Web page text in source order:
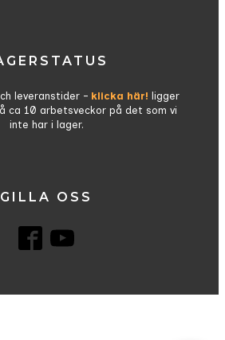
leveranstider – klicka här! ligger
ca 10 arbetsveckor på det som vi
inte har i lager.
GILLA OSS